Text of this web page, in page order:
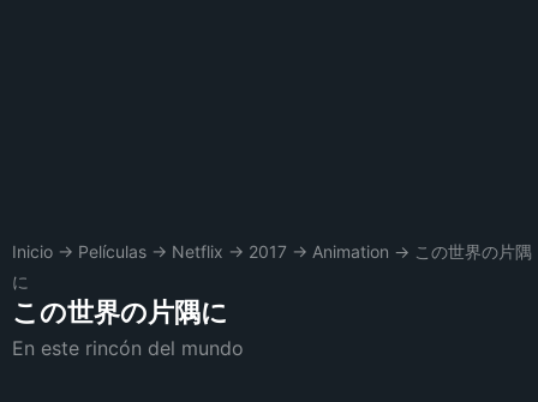
Inicio → Películas → Netflix → 2017 → Animation → この世界の片隅
に
この世界の片隅に
En este rincón del mundo